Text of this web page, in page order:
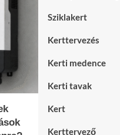
Sziklakert
Kerttervezés
Kerti medence
Kerti tavak
Kert
Kerttervező